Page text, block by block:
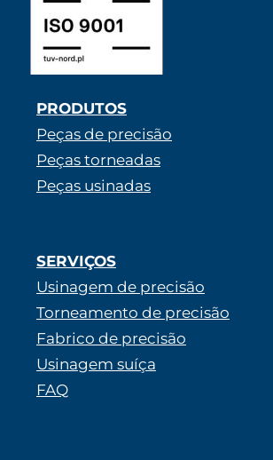
PRODUTOS
Peças de precisão
Peças torneadas
Peças usinadas
SERVIÇOS
Usinagem de precisão
Torneamento de precisão
Fabrico de precisão
Usinagem suíça
FAQ